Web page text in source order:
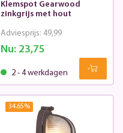
Klemspot Gearwood
zinkgrijs met hout
Nu: 23,75
Adviesprijs: 49,99
2 - 4 werkdagen
34.65%